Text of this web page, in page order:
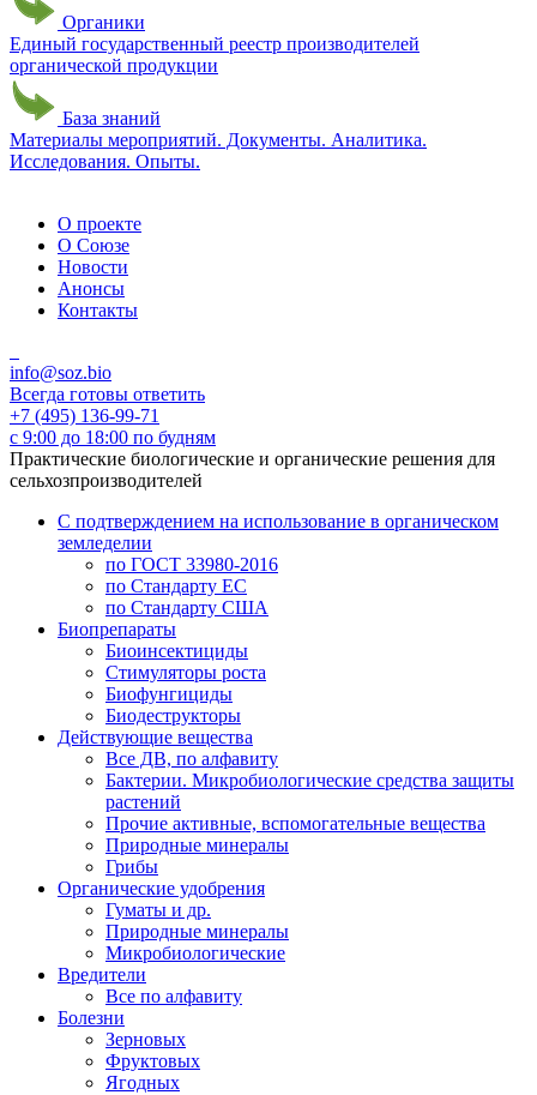
Органики
Единый государственный реестр производителей
органической продукции
База знаний
Материалы мероприятий. Документы. Аналитика.
Исследования. Опыты.
О проекте
О Союзе
Новости
Анонсы
Контакты
info@soz.bio
Всегда готовы ответить
+7 (495) 136-99-71
с 9:00 до 18:00 по будням
Практические биологические и органические решения для
сельхозпроизводителей
С подтверждением на использование в органическом
земледелии
по ГОСТ 33980-2016
по Стандарту ЕС
по Стандарту США
Биопрепараты
Биоинсектициды
Стимуляторы роста
Биофунгициды
Биодеструкторы
Действующие вещества
Все ДВ, по алфавиту
Бактерии. Микробиологические средства защиты
растений
Прочие активные, вспомогательные вещества
Природные минералы
Грибы
Органические удобрения
Гуматы и др.
Природные минералы
Микробиологические
Вредители
Все по алфавиту
Болезни
Зерновых
Фруктовых
Ягодных